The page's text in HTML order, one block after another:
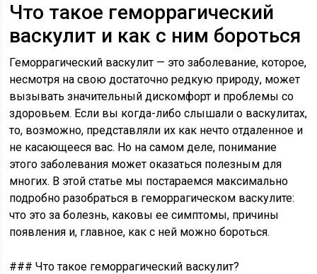
Что такое геморрагический
васкулит и как с ним бороться
Геморрагический васкулит — это заболевание, которое,
несмотря на свою достаточно редкую природу, может
вызывать значительный дискомфорт и проблемы со
здоровьем. Если вы когда-либо слышали о васкулитах,
то, возможно, представляли их как нечто отдаленное и
не касающееся вас. Но на самом деле, понимание
этого заболевания может оказаться полезным для
многих. В этой статье мы постараемся максимально
подробно разобраться в геморрагическом васкулите:
что это за болезнь, каковы ее симптомы, причины
появления и, главное, как с ней можно бороться.
### Что такое геморрагический васкулит?